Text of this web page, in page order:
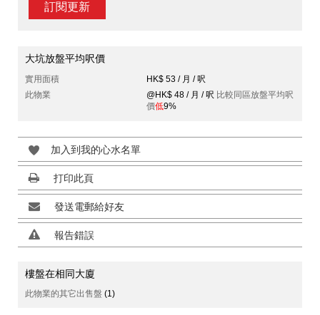
訂閱更新
大坑放盤平均呎價
實用面積
HK$ 53 / 月 / 呎
此物業
@HK$ 48 / 月 / 呎 比較同區放盤平均呎
價低9%
加入到我的心水名單
打印此頁
發送電郵給好友
報告錯誤
樓盤在相同大廈
此物業的其它出售盤 (1)